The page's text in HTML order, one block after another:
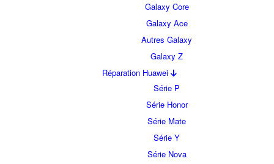
Galaxy Core
Galaxy Ace
Autres Galaxy
Galaxy Z
Réparation Huawei
Série P
Série Honor
Série Mate
Série Y
Série Nova